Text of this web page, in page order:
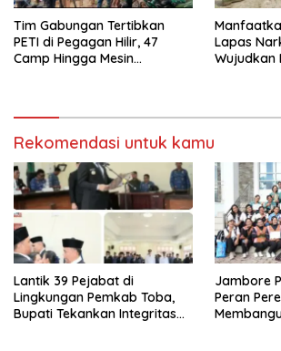
Tim Gabungan Tertibkan
PETI di Pegagan Hilir, 47
Camp Hingga Mesin
Lapas
Wujudkan
Rekomendasi untuk kamu
Lantik 39 Pejabat di
Lingkungan Pemkab Toba,
Bupati Tekankan Integritas
Jambore
Peran